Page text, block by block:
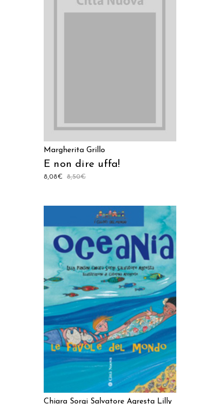
Margherita Grillo
E non dire uffa!
8,50€
8,08€
AGGIUNGI AL CARRELLO
Chiara Sorgi Salvatore Agresta Lilly